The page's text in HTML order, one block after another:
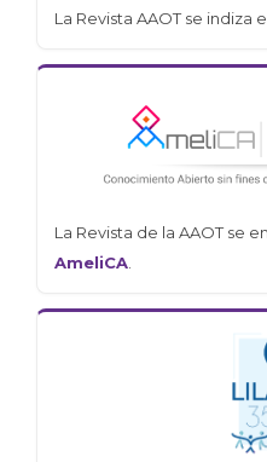
La Revista AAOT se indiza
La Revista de la AAOT se
AmeliCA.